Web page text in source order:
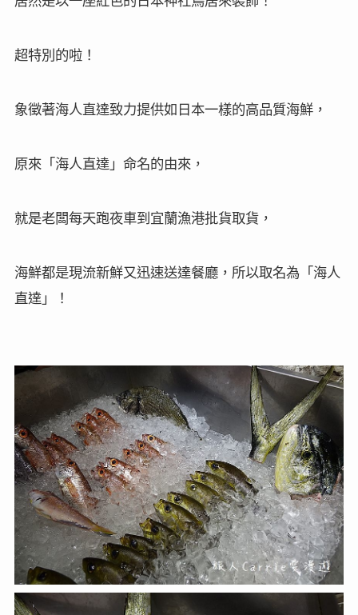
超特別的啦！
象徵著海人直達致力提供如日本一樣的高品質海鮮，
原來「海人直達」命名的由來，
就是老闆每天跑夜車到宜蘭漁港批貨取貨，
海鮮都是現流新鮮又迅速送達餐廳，所以取名為「海人
直達」！